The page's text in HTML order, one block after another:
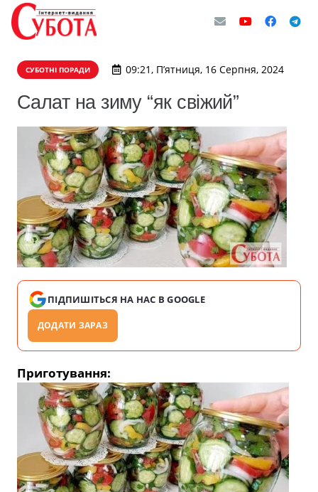
СУБОТНІ ПОРАДИ 09:21, П’ятниця, 16 Серпня, 2024
Салат на зиму “як свіжий”
ПІДПИШІТЬСЯ НА НАС В GOOGLE
ДОДАТИ ЗАРАЗ
Приготування: